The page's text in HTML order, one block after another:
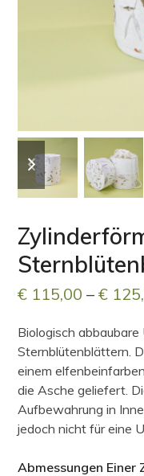
previous
slide
next
slide
€ 115,00 –€
Biologisch
Sternblütenblättern.
einem
die Asche geliefert.
Aufbewahrung in
jedoch nicht für eine
Abmessungen Einer